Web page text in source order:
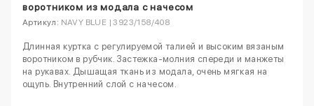
воротником из модала с начесом
Артикул: NAVY BLUE | 3923/158/408
Длинная куртка с регулируемой талией и высоким вязаным
воротником в рубчик. Застежка-молния спереди и манжеты
на рукавах. Дышащая ткань из модала, очень мягкая на
ощупь. Внутренний слой с начесом.